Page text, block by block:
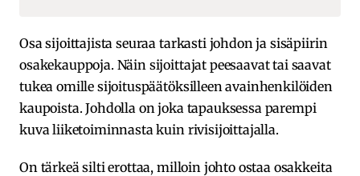
Osa sijoittajista seuraa tarkasti johdon ja sisäpiirin
osakekauppoja. Näin sijoittajat peesaavat tai saavat
tukea omille sijoituspäätöksilleen avainhenkilöiden
kaupoista. Johdolla on joka tapauksessa parempi
kuva liiketoiminnasta kuin rivisijoittajalla.
On tärkeä silti erottaa, milloin johto ostaa osakkeita